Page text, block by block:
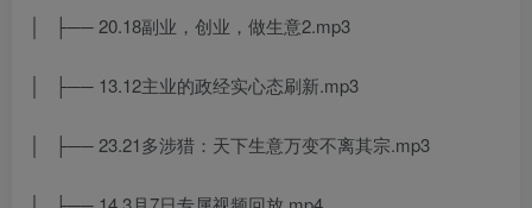
│ ├── 20.18副业，创业，做生意2.mp3
│ ├── 13.12主业的政经实心态刷新.mp3
│ ├── 23.21多涉猎：天下生意万变不离其宗.mp3